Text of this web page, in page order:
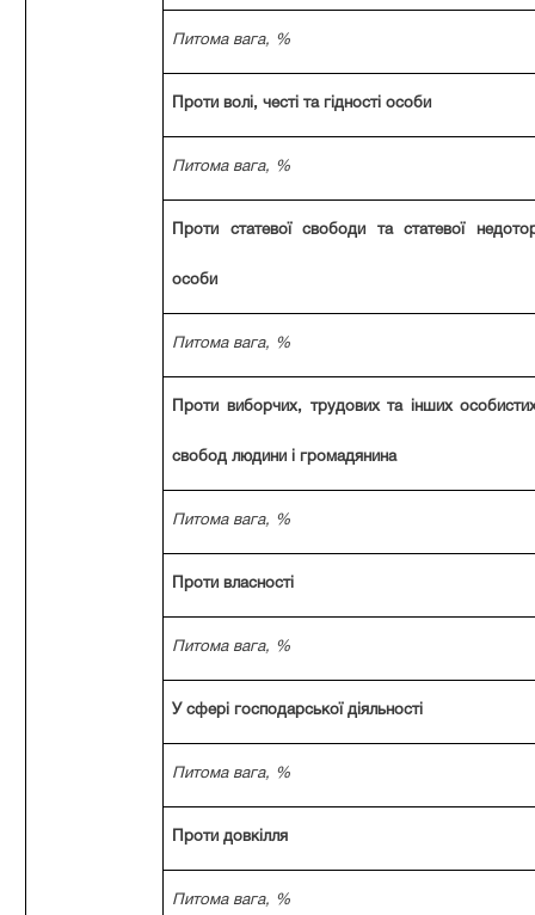
Питома вага, %
Проти волі, честі та гідності особи
Питома вага, %
Проти статевої свободи та статевої
особи
Питома вага, %
Проти виборчих, трудових та інших
свобод людини і громадянина
Питома вага, %
Проти власності
Питома вага, %
У сфері господарської діяльності
Питома вага, %
Проти довкілля
Питома вага, %